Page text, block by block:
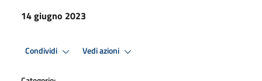
14 giugno 2023
Condividi Vedi azioni